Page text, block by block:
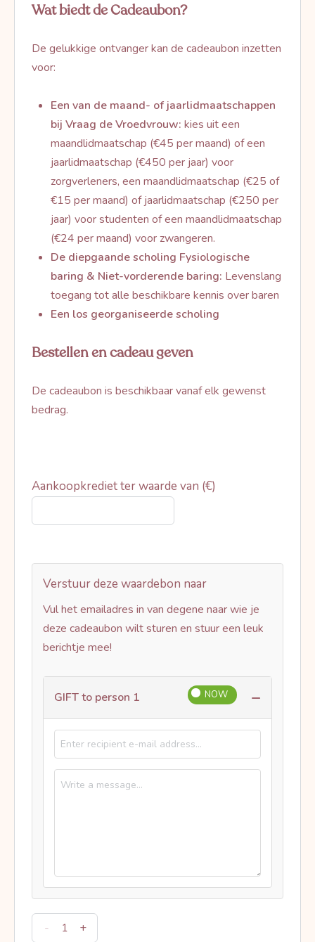
Wat biedt de Cadeaubon?
De gelukkige ontvanger kan de cadeaubon inzetten
voor:
Een van de maand- of jaarlidmaatschappen
bij Vraag de Vroedvrouw: kies uit een
maandlidmaatschap (€45 per maand) of een
jaarlidmaatschap (€450 per jaar) voor
zorgverleners, een maandlidmaatschap (€25 of
€15 per maand) of jaarlidmaatschap (€250 per
jaar) voor studenten of een maandlidmaatschap
(€24 per maand) voor zwangeren.
De diepgaande scholing Fysiologische
baring & Niet-vorderende baring: Levenslang
toegang tot alle beschikbare kennis over baren
Een los georganiseerde scholing
Bestellen en cadeau geven
De cadeaubon is beschikbaar vanaf elk gewenst
bedrag.
Aankoopkrediet ter waarde van (€)
Verstuur deze waardebon naar
Vul het emailadres in van degene naar wie je
deze cadeaubon wilt sturen en stuur een leuk
berichtje mee!
GIFT to person 1 −
- +